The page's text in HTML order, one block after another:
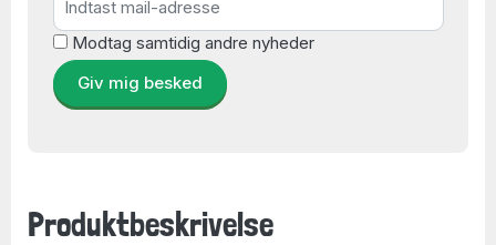
Modtag samtidig andre nyheder
Giv mig besked
Produktbeskrivelse